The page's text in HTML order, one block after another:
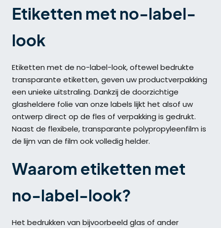
Etiketten met no-label-
look
Etiketten met de no-label-look, oftewel bedrukte
transparante etiketten, geven uw productverpakking
een unieke uitstraling. Dankzij de doorzichtige
glasheldere folie van onze labels lijkt het alsof uw
ontwerp direct op de fles of verpakking is gedrukt.
Naast de flexibele, transparante polypropyleenfilm is
de lijm van de film ook volledig helder.
Waarom etiketten met
no-label-look?
Het bedrukken van bijvoorbeeld glas of ander